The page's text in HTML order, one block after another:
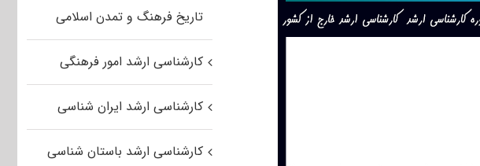
تاریخ فرهنگ و تمدن اسلامی
کارشناسی ارشد امور فرهنگی
کارشناسی ارشد ایران شناسی
کارشناسی ارشد باستان شناسی